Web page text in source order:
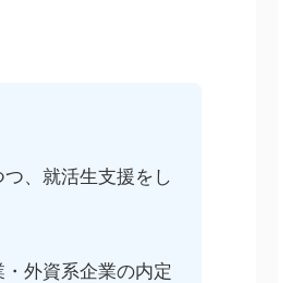
、就活生支援をし
外資系企業の内定